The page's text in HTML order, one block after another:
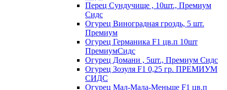
Перец Сундучище , 10шт., Премиум
Сидс
Огурец Виноградная гроздь, 5 шт.
Премиум
Огурец Германика F1 цв.п 10шт
ПремиумСидс
Огурец Домани , 5шт., Премиум Сидс
Огурец Зозуля F1 0,25 гр. ПРЕМИУМ
СИДС
Огурец Мал-Мала-Меньше F1 цв.п